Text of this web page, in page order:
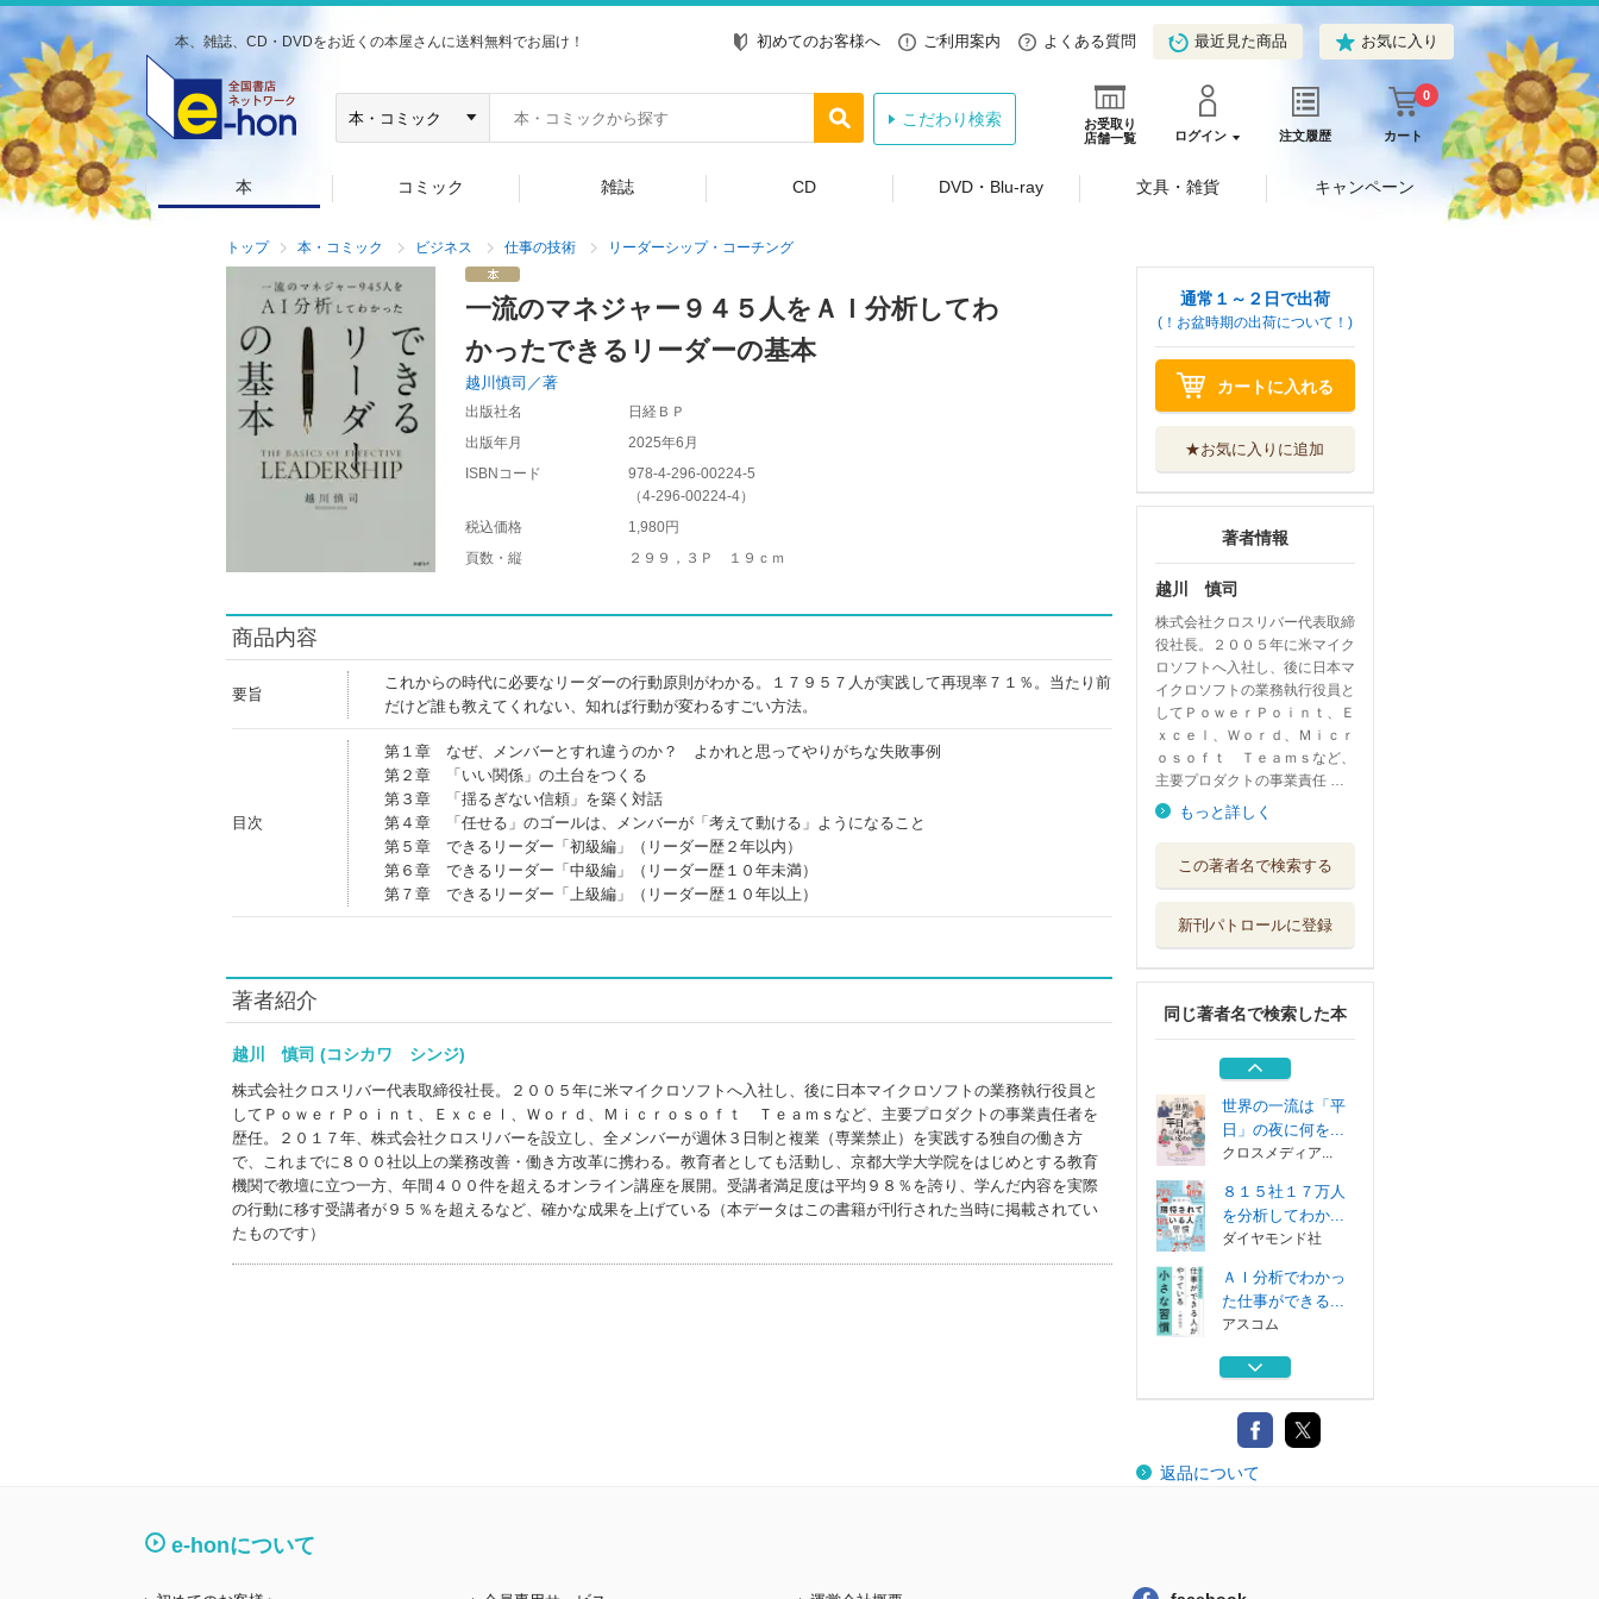
本、雑誌、CD・DVDをお近くの本屋さんに送料無料でお届け！ 初めてのお客様へ ご利用案内 よくある質問 最近見た商品 お気に入り
お受取り
店舗一覧
ログイン 注文履歴 カート
0
こだわり検索
本 コミック 雑誌 CD DVD・Blu-ray 文具・雑貨 キャンペーン
トップ 本・コミック ビジネス 仕事の技術 リーダーシップ・コーチング
一流のマネジャー９４５人をＡＩ分析してわ
かったできるリーダーの基本
越川慎司／著
出版社名
日経ＢＰ
出版年月
2025年6月
ISBNコード
978-4-296-00224-5
（4-296-00224-4）
税込価格
1,980円
頁数・縦
２９９，３Ｐ １９ｃｍ
商品内容
要旨
これからの時代に必要なリーダーの行動原則がわかる。１７９５７人が実践して再現率７１％。当たり前
だけど誰も教えてくれない、知れば行動が変わるすごい方法。
目次
第１章 なぜ、メンバーとすれ違うのか？ よかれと思ってやりがちな失敗事例
第２章 「いい関係」の土台をつくる
第３章 「揺るぎない信頼」を築く対話
第４章 「任せる」のゴールは、メンバーが「考えて動ける」ようになること
第５章 できるリーダー「初級編」（リーダー歴２年以内）
第６章 できるリーダー「中級編」（リーダー歴１０年未満）
第７章 できるリーダー「上級編」（リーダー歴１０年以上）
著者紹介
越川 慎司 (コシカワ シンジ)
株式会社クロスリバー代表取締役社長。２００５年に米マイクロソフトへ入社し、後に日本マイクロソフトの業務執行役員と
してＰｏｗｅｒＰｏｉｎｔ、Ｅｘｃｅｌ、Ｗｏｒｄ、Ｍｉｃｒｏｓｏｆｔ Ｔｅａｍｓなど、主要プロダクトの事業責任者を
歴任。２０１７年、株式会社クロスリバーを設立し、全メンバーが週休３日制と複業（専業禁止）を実践する独自の働き方
で、これまでに８００社以上の業務改善・働き方改革に携わる。教育者としても活動し、京都大学大学院をはじめとする教育
機関で教壇に立つ一方、年間４００件を超えるオンライン講座を展開。受講者満足度は平均９８％を誇り、学んだ内容を実際
の行動に移す受講者が９５％を超えるなど、確かな成果を上げている（本データはこの書籍が刊行された当時に掲載されてい
たものです）
通常１～２日で出荷
(！お盆時期の出荷について！)
カートに入れる
★お気に入りに追加
著者情報
越川 慎司
株式会社クロスリバー代表取締
役社長。２００５年に米マイク
ロソフトへ入社し、後に日本マ
イクロソフトの業務執行役員と
してＰｏｗｅｒＰｏｉｎｔ、Ｅ
ｘｃｅｌ、Ｗｏｒｄ、Ｍｉｃｒ
ｏｓｏｆｔ Ｔｅａｍｓなど、
主要プロダクトの事業責任 …
もっと詳しく
この著者名で検索する
新刊パトロールに登録
同じ著者名で検索した本
た仕事ができる...
ＡＩ分析でわかっ
ディスカヴァー...
世界の一流は「休
日」に何をして...
クロスメディア...
世界の一流は「平
日」の夜に何を...
クロスメディア...
８１５社１７万人
を分析してわか...
ダイヤモンド社
ＡＩ分析でわかっ
た仕事ができる...
アスコム
ＡＩ分析でわかっ
ディスカヴァー...
世界の一流は「休
日」に何をして...
返品について
e-honについて